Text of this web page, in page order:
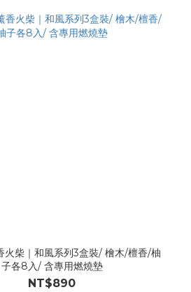
火柴｜和風系列3盒裝/ 檜木/檀香/柚
子各8入/ 含專用燃燒墊
NT$890